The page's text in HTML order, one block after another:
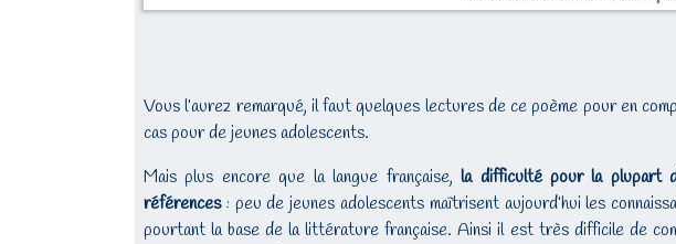
Vous l’aurez remarqué, il faut quelques lectures de ce poème pour en
cas pour de jeunes adolescents.
Mais plus encore que la langue française,la difficulté pour la plupart
références: peu de jeunes adolescents maîtrisent aujourd’hui les
pourtant la base de la littérature française. Ainsi il est très difficile de